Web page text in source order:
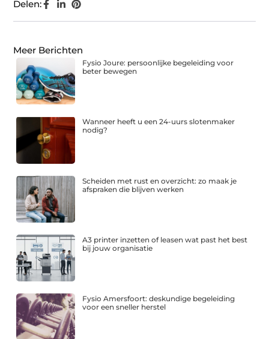
Delen:
Meer Berichten
Fysio Joure: persoonlijke begeleiding voor
beter bewegen
Wanneer heeft u een 24-uurs slotenmaker
nodig?
Scheiden met rust en overzicht: zo maak je
afspraken die blijven werken
A3 printer inzetten of leasen wat past het best
bij jouw organisatie
Fysio Amersfoort: deskundige begeleiding
voor een sneller herstel